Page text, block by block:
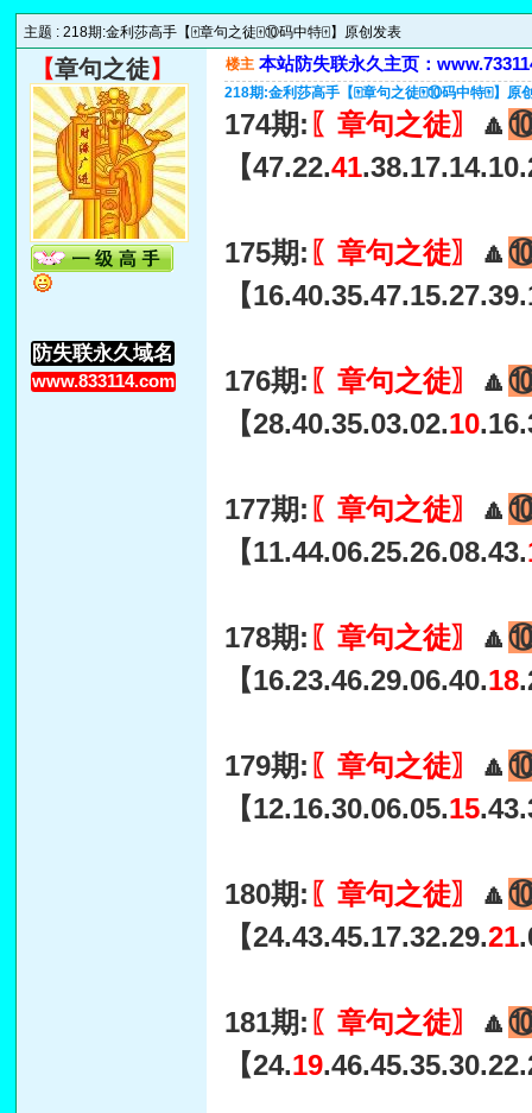
主题 : 218期:金利莎高手【🀄章句之徒🀄⑩码中特🀄】原创发表
【章句之徒】
防失联永久域名
www.833114.com
楼主 本站防失联永久主页：
218期:金利莎高手【🀄章句之徒🀄⑩码中特🀄】原
174期: 〖章句之徒〗 🔼⑩
【47.22.41
175期: 〖章句之徒〗 🔼⑩
【
176期: 〖章句之徒〗 🔼⑩
【28.40.35.03.02.10
177期: 〖章句之徒〗 🔼⑩
【11.44.06.25.26.08.43.
178期: 〖章句之徒〗 🔼⑩
【16.23.46.29.06.40.18
179期: 〖章句之徒〗 🔼⑩
【12.16.30.06.05.15
180期: 〖章句之徒〗 🔼⑩
【24.43.45.17.32.29.21
181期: 〖章句之徒〗 🔼⑩
【24.19